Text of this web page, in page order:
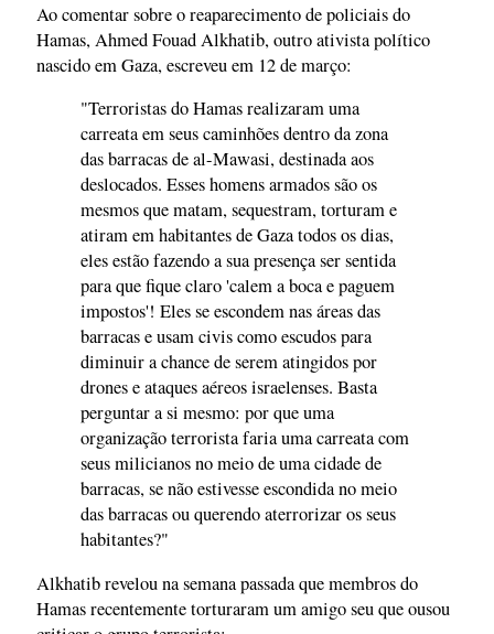
Ao comentar sobre o reaparecimento de policiais do
Hamas, Ahmed Fouad Alkhatib, outro ativista político
nascido em Gaza, escreveu em 12 de março:
"Terroristas do Hamas realizaram uma
carreata em seus caminhões dentro da zona
das barracas de al-Mawasi, destinada aos
deslocados. Esses homens armados são os
mesmos que matam, sequestram, torturam e
atiram em habitantes de Gaza todos os dias,
eles estão fazendo a sua presença ser sentida
para que fique claro 'calem a boca e paguem
impostos'! Eles se escondem nas áreas das
barracas e usam civis como escudos para
diminuir a chance de serem atingidos por
drones e ataques aéreos israelenses. Basta
perguntar a si mesmo: por que uma
organização terrorista faria uma carreata com
seus milicianos no meio de uma cidade de
barracas, se não estivesse escondida no meio
das barracas ou querendo aterrorizar os seus
habitantes?"
Alkhatib revelou na semana passada que membros do
Hamas recentemente torturaram um amigo seu que ousou